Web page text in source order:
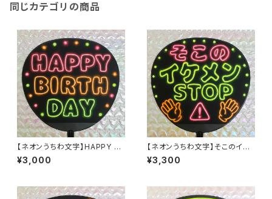
同じカテゴリの商品
【ネオンうちわ文字】HAPPY BI
RTH DAY（お誕生日おめでと
う）【ファンサ】
¥3,000
【ネオンうちわ文字】そこのイケ
メンSTOP【ファンサ】
¥3,300